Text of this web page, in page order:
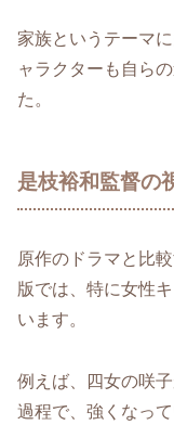
家族というテーマ
ャラクターも自ら
た。
是枝裕和監督の
原作のドラマと比
版では、特に女性
います。
例えば、四女の咲
過程で、強くなっ